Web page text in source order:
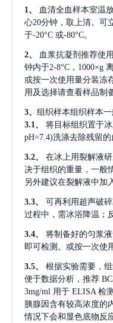
1、 血清全血样本室温
心20分钟，取上清。可
于-20°C 或-80°C。
2、 血浆抗凝剂推荐使用
钟内于2-8°C，1000×g
或按一次使用量分装冻
用及选择请查看样品制
3、 组织样本组织样本
3.1、
将目标组织置于
pH=7.4)洗涤去除残留的
3.2、
在冰上用裂解液
决于组织的重量，一般
另外建议在裂解液中加
3.3、 可再利用超声破
过程中，需冰浴降温；
3.4、 将制备好的匀浆
即可检测。或按一次使
3.5、 根据实验需要，
便于数据分析，推荐
3mg/ml 用于 ELISA 检
胰腺因含有较高浓度的
情况下会和显色底物反